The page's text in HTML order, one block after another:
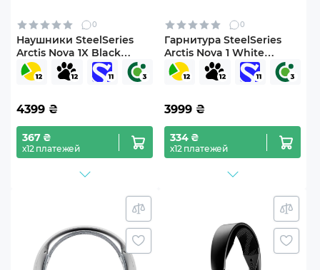
0
Наушники SteelSeries
Arctis Nova 1X Black
(SS61616)
4399 ₴
367 ₴
х12 платежей
0
Гарнитура SteelSeries
Arctis Nova 1 White
(61607)
3999 ₴
334 ₴
х12 платежей